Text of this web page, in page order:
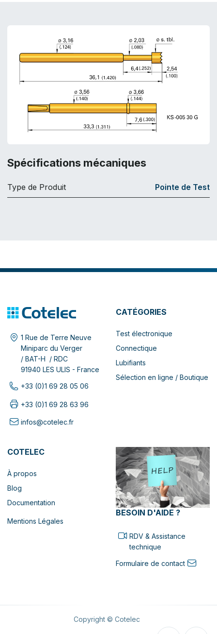
Spécifications mécaniques
Type de Produit Pointe de Test
1 Rue de Terre Neuve
Miniparc du Verger
/ BAT-H / RDC
91940 LES ULIS - France
+33 (0)1 69 28 05 06
+33 (0)1 69 28 63 96
infos@cotelec.fr
CATÉGORIES
Test électronique
Connectique
Lubifiants
Sélection en ligne / Boutique
COTELEC
À propos
Blog
Documentation
Mentions Légales
BESOIN D'AIDE ?
RDV & Assistance
technique
Formulaire de contact
Copyright © Cotelec